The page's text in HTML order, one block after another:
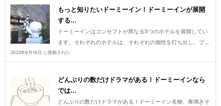
もっと知りたいドーミーイン！ドーミーインが展開
する...
ドーミーインはコンセプトが異なる5つのホテルを展開してい
ます。それぞれのホテルは、それぞれの個性を打ち出し、ブ...
2022年8月16日 に投稿された
どんぶりの数だけドラマがある！ドーミーインなら
では...
どんぶりの数だけドラマがある！ドーミーイン名物、夜鳴きそ